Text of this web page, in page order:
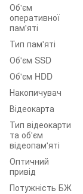
Об'єм
оперативної
пам'яті
Тип пам'яті
Об'єм SSD
Об'єм HDD
Накопичувач
Відеокарта
Тип відеокарти
та об'єм
відеопам'яті
Оптичний
привід
Потужність БЖ